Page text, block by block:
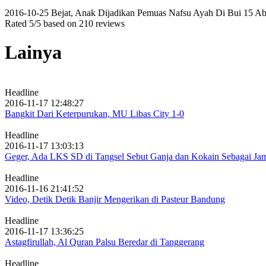
2016-10-25 Bejat, Anak Dijadikan Pemuas Nafsu Ayah Di Bui 15
Rated 5/5 based on 210 reviews
Lainya
Headline
2016-11-17 12:48:27
Bangkit Dari Keterpurukan, MU Libas City 1-0
Headline
2016-11-17 13:03:13
Geger, Ada LKS SD di Tangsel Sebut Ganja dan Kokain Sebagai
Headline
2016-11-16 21:41:52
Video, Detik Detik Banjir Mengerikan di Pasteur Bandung
Headline
2016-11-17 13:36:25
Astagfirullah, Al Quran Palsu Beredar di Tanggerang
Headline